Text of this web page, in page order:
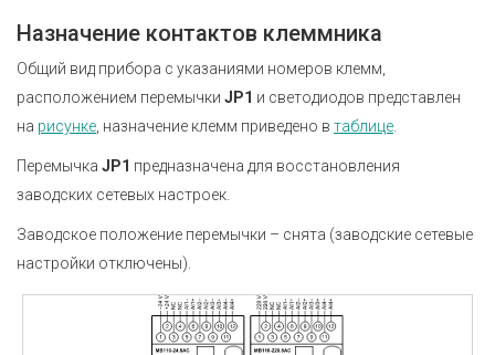
Назначение контактов клеммника
Общий вид прибора с указаниями номеров клемм,
расположением перемычки JP1 и светодиодов представлен
на рисунке, назначение клемм приведено в таблице.
Перемычка JP1 предназначена для восстановления
заводских сетевых настроек.
Заводское положение перемычки – снята (заводские сетевые
настройки отключены).